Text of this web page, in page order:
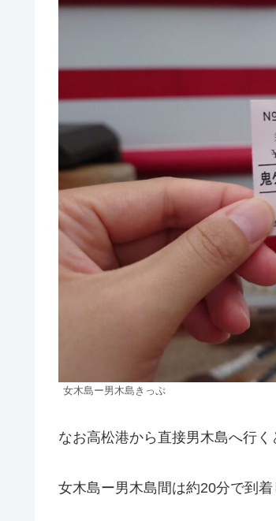
女木島ー男木島きっぷ
なお高松港から直接男木島へ行く
女木島ー男木島間は約20分で到着